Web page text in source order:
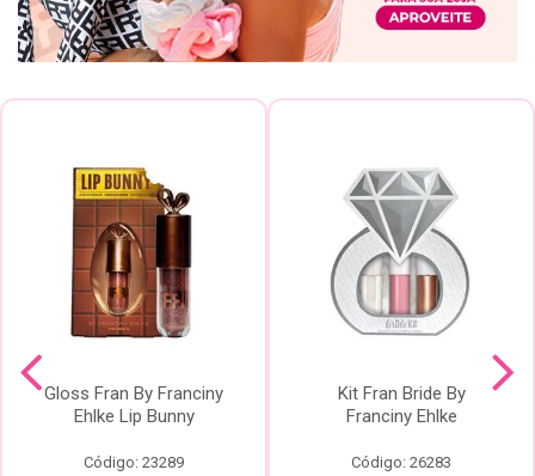
Gloss Fran By Franciny
Ehlke Lip Bunny
Código: 23289
Kit Fran Bride By
Franciny Ehlke
Código: 26283